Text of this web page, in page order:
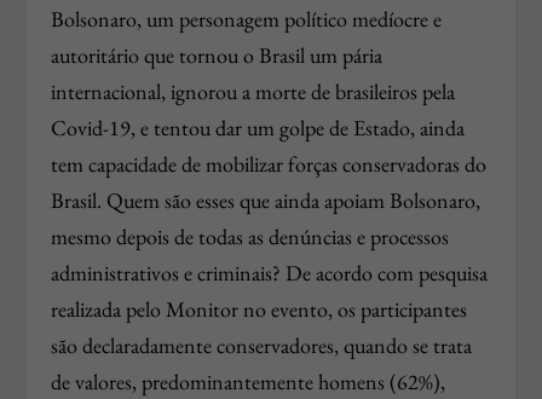
Bolsonaro, um personagem político medíocre e
autoritário que tornou o Brasil um pária
internacional, ignorou a morte de brasileiros pela
Covid-19, e tentou dar um golpe de Estado, ainda
tem capacidade de mobilizar forças conservadoras do
Brasil. Quem são esses que ainda apoiam Bolsonaro,
mesmo depois de todas as denúncias e processos
administrativos e criminais? De acordo com pesquisa
realizada pelo Monitor no evento, os participantes
são declaradamente conservadores, quando se trata
de valores, predominantemente homens (62%),